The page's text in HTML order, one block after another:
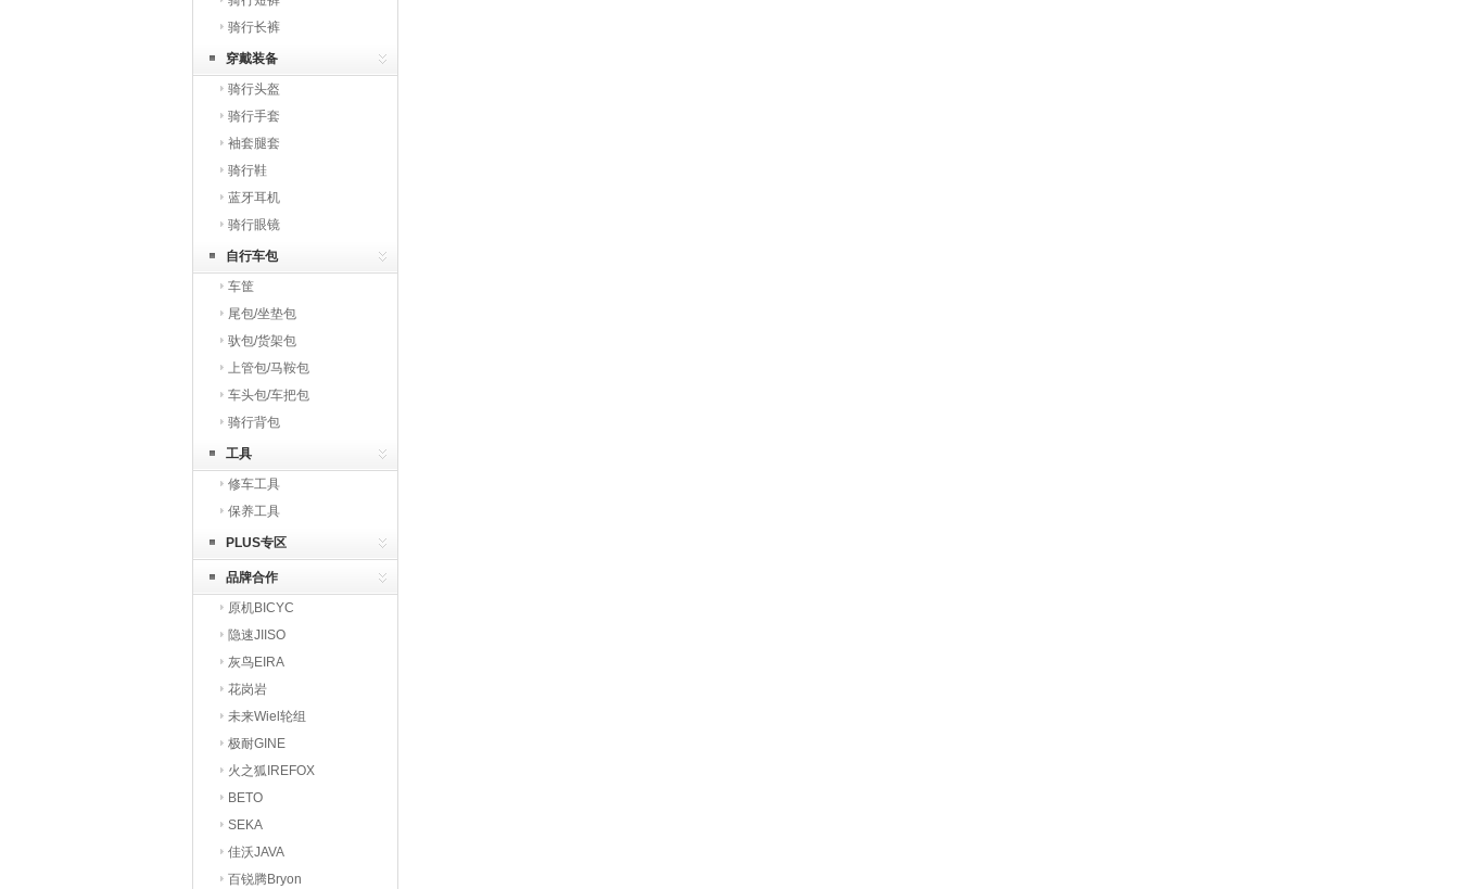
骑行长裤
穿戴装备
骑行头盔
骑行手套
袖套腿套
骑行鞋
蓝牙耳机
骑行眼镜
自行车包
车筐
尾包/坐垫包
驮包/货架包
上管包/马鞍包
车头包/车把包
骑行背包
工具
修车工具
保养工具
PLUS专区
品牌合作
原机BICYC
隐速JIISO
灰鸟EIRA
花岗岩
未来Wiel轮组
极耐GINE
火之狐IREFOX
BETO
SEKA
佳沃JAVA
百锐腾Bryon